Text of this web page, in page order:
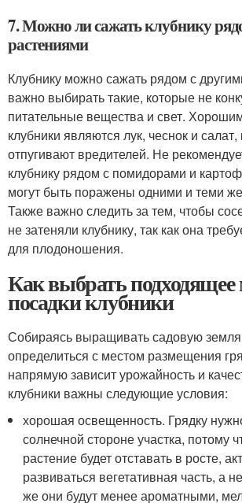
7. Можно ли сажать клубнику
растениями
Клубнику можно сажать рядом с
важно выбирать такие, которые не
питательные вещества и свет.
клубники являются лук, чеснок и
отпугивают вредителей. Не
клубнику рядом с помидорами и
могут быть поражены одними и теми
Также важно следить за тем, чтобы
не затеняли клубнику, так как она
для плодоношения.
Как выбрать подходящее
посадки клубники
Собираясь выращивать садовую
определиться с местом размещения
напрямую зависит урожайность и
клубники важны следующие условия:
хорошая освещенность. Грядку
солнечной стороне участка, потому
растение будет отставать в росте,
развиваться вегетативная часть, а
же они будут менее ароматными,